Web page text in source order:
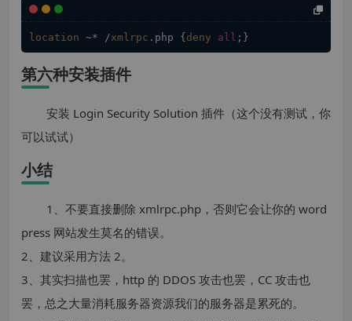
location ~* /xmlrpc .php { deny all ;}
第六种安装插件
安装 Login Security Solution 插件（这个没有测试，你
可以试试）
小结
1、不要直接删除 xmlrpc.php，否则它会让你的 word
press 网站发生莫名的错误。
2、建议采用方法 2。
3、其实扫描也罢，http 的 DDOS 攻击也罢，CC 攻击也
罢，总之大量消耗服务器资源我们的服务器是累死的。